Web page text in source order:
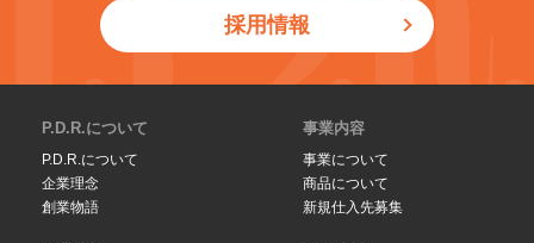
採用情報
P.D.R.について
P.D.R.について
企業理念
創業物語
事業内容
事業について
商品について
新規仕入先募集